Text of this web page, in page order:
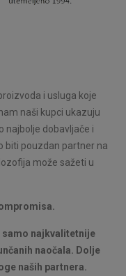
i usluga koje
naši kupci ukazuju
najbolje dobavljače i
biti pouzdan partner na
može sažeti u
najkvalitetnije
naočala. Dolje
naših partnera.